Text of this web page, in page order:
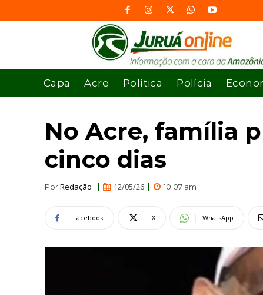
Capa Acre Política Polícia
No Acre, família
cinco dias
PorRedação 12/05/26 10:07 am
Facebook X WhatsApp